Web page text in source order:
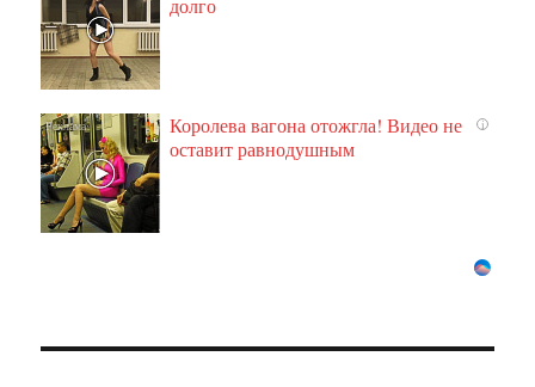
долго
i
Королева вагона отожгла! Видео не
оставит равнодушным